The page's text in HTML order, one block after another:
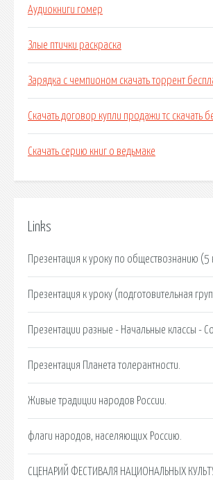
Аудиокниги гомер
Злые птички раскраска
Зарядка с чемпионом скачать торрент
Скачать договор купли продажи тс скачать
Скачать серию книг о ведьмаке
Links
Презентация к уроку по обществознанию (5
Презентация к уроку (подготовительная
Презентации разные - Начальные классы -
Презентация Планета толерантности.
Живые традиции народов России.
флаги народов, населяющих Россию.
СЦЕНАРИЙ ФЕСТИВАЛЯ НАЦИОНАЛЬНЫХ